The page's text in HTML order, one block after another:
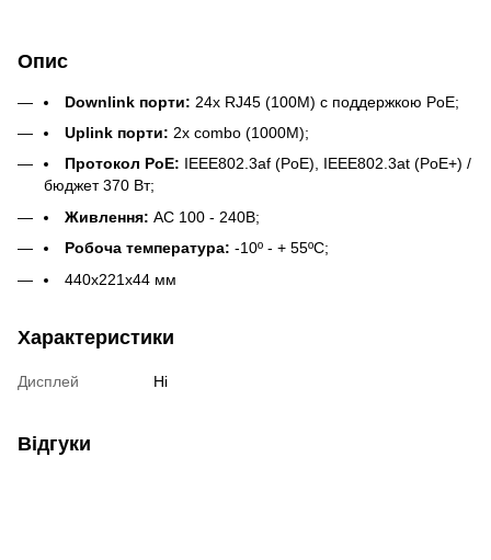
Опис
Downlink порти: 24x RJ45 (100M) с поддержкою PoE;
Uplink порти: 2x combo (1000M);
Протокол PoE: IEEE802.3af (PoE), IEEE802.3at (PoE+) /
бюджет 370 Вт;
Живлення: AC 100 - 240В;
Робоча температура: -10º - + 55ºC;
440x221x44 мм
Характеристики
Дисплей Ні
Відгуки